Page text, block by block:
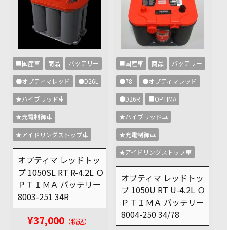
■国産車 商品 バッテリー
●オプティマレッド ●D26L
★ハイブリッド車
★充電制御車
★アイドリングストップ車
オプティマ レッドトッ
プ 1050SL RT R-4.2L Ｏ
ＰＴＩＭＡ バッテリー
8003-251 34R
¥37,000 （税込）
■国産車 商品 バッテリー
●78- ●オプティマレッド
●D26R ■OPTIMA
★ハイブリッド車
★充電制御車
★アイドリングストップ車
オプティマ レッドトッ
プ 1050U RT U-4.2L Ｏ
ＰＴＩＭＡ バッテリー
8004-250 34/78